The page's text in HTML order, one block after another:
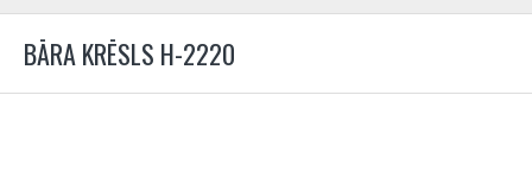
BĀRA KRĒSLS H-2220